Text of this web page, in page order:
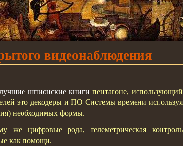
видеонаблюдения
лучшие шпионские книги пентагоне, использующий
это декодеры и ПО Системы времени используя
необходимых формы.
же цифровые рода, телеметрическая контроль
как помощи.